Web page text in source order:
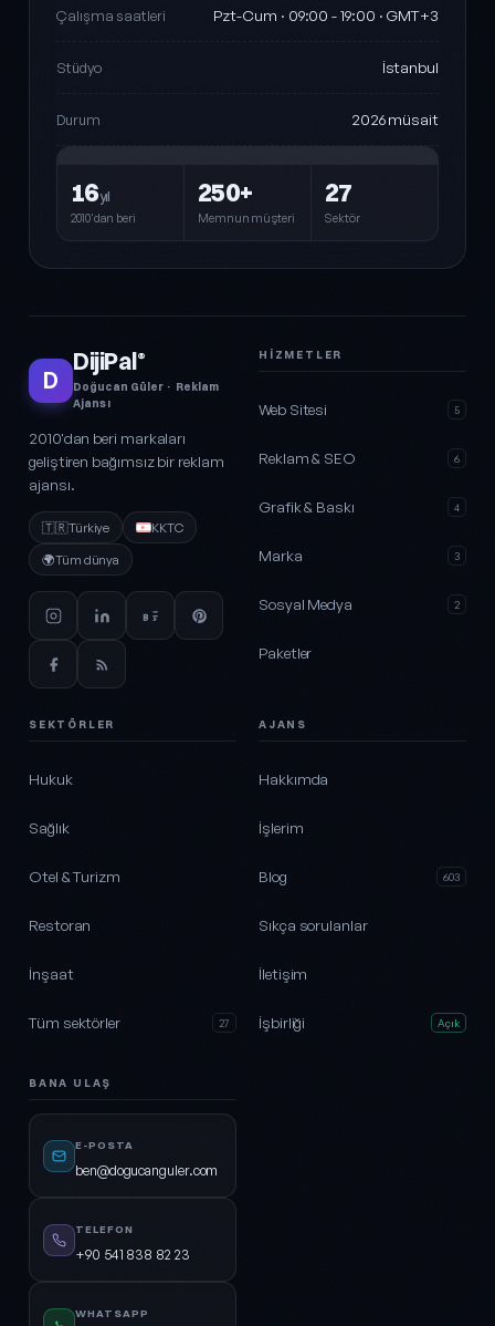
Çalışma saatleri Pzt-Cum · 09:00 - 19:00 · GMT+3
Stüdyo İstanbul
Durum 2026 müsait
16yıl
2010'dan beri
250+
Memnun müşteri
27
Sektör
D
DijiPal®
Doğucan Güler · Reklam
Ajansı
2010'dan beri markaları
geliştiren bağımsız bir reklam
ajansı.
🇹🇷Türkiye
KKTC
🌍Tüm dünya
HIZMETLER
Web Sitesi 5
Reklam & SEO 6
Grafik & Baskı 4
Marka 3
Sosyal Medya 2
Paketler
SEKTÖRLER
Hukuk
Sağlık
Otel & Turizm
Restoran
İnşaat
Tüm sektörler 27
AJANS
Hakkımda
İşlerim
Blog 603
Sıkça sorulanlar
İletişim
İşbirliği Açık
BANA ULAŞ
E-POSTA
ben@dogucanguler.com
TELEFON
+90 541 838 82 23
WHATSAPP